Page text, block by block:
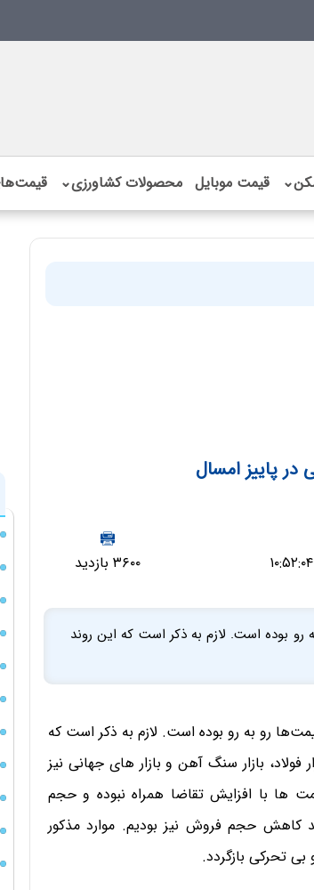
⌄ قیمت موبایل محصولات کشاورزی⌄
در پاییز امسال
۳۶۰۰ بازدید
رو بوده است. لازم به ذکر است که این روند
رو به رو بوده است. لازم به ذکر است که
بازار سنگ آهن و بازار های جهانی نیز
با افزایش تقاضا همراه نبوده و حجم
کاهش حجم فروش نیز بودیم. موارد مذکور
تحرکی بازگردد.